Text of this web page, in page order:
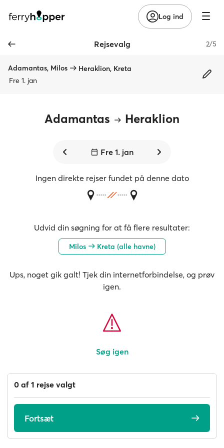
Log ind
Rejsevalg 2/5
Adamantas, Milos
Heraklion, Kreta
Fre 1. jan
Adamantas Heraklion
Fre 1. jan
Ingen direkte rejser fundet på denne dato
Udvid din søgning for at få flere resultater:
Milos Kreta (alle havne)
Ups, noget gik galt! Tjek din internetforbindelse, og prøv
igen.
Søg igen
0 af 1 rejse valgt
Fortsæt